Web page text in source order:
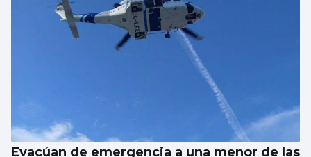
Evacúan de emergencia a una menor de las